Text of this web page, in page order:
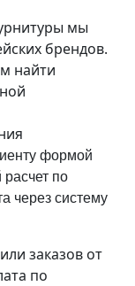
мы
брендов.
найти
формой
по
через систему
заказов от
по